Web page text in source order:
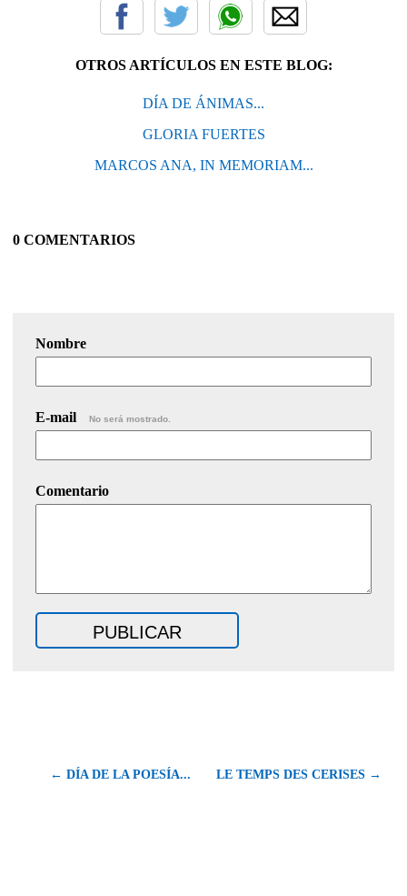
OTROS ARTÍCULOS EN ESTE BLOG:
DÍA DE ÁNIMAS...
GLORIA FUERTES
MARCOS ANA, IN MEMORIAM...
0 COMENTARIOS
Nombre
E-mail No será mostrado.
Comentario
← DÍA DE LA POESÍA... LE TEMPS DES CERISES →